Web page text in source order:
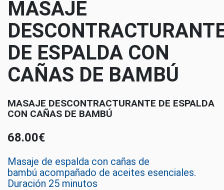
MASAJE
DE ESPALDA CON
CAÑAS DE BAMBÚ
MASAJE DESCONTRACTURANTE DE ESPALDA
CON CAÑAS DE BAMBÚ
68.00€
Masaje de espalda con cañas de
bambú acompañado de aceites esenciales.
Duración 25 minutos